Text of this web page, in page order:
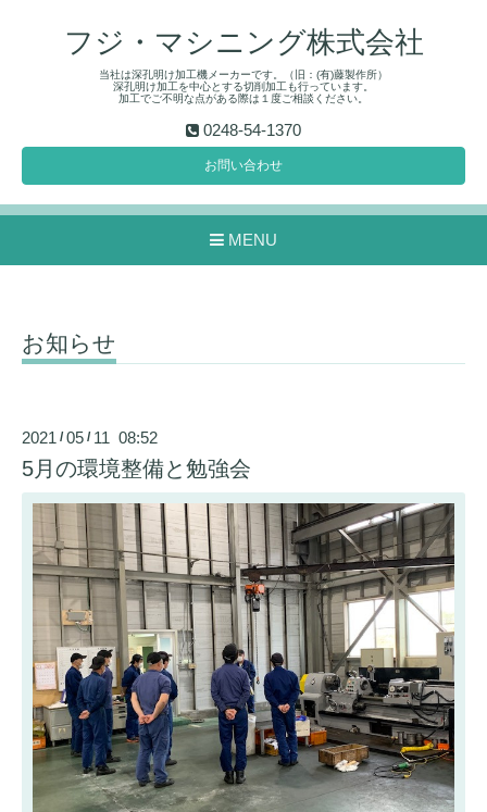
フジ・マシニング株式会社
当社は深孔明け加工機メーカーです。（旧：(有)藤製作所）
深孔明け加工を中心とする切削加工も行っています。
加工でご不明な点がある際は１度ご相談ください。
0248-54-1370
お問い合わせ
MENU
お知らせ
2021 /05 / 11 08:52
5月の環境整備と勉強会